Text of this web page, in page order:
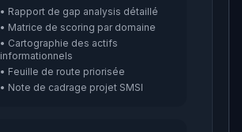
• Rapport de gap analysis détaillé
• Matrice de scoring par domaine
• Cartographie des actifs
informationnels
• Feuille de route priorisée
• Note de cadrage projet SMSI